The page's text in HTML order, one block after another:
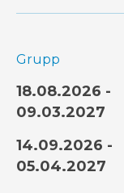
Grupp
18.08.2026 -
09.03.2027
14.09.2026 -
05.04.2027